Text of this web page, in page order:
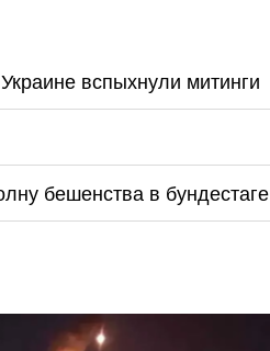
вспыхнули митинги
бешенства в бундестаге